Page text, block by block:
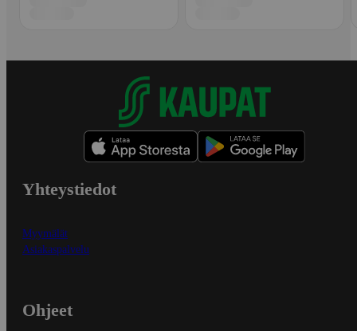
Yhteystiedot
Myymälät
Asiakaspalvelu
Ohjeet